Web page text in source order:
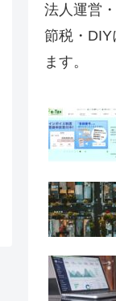
法人運営
節税・DIY
ます。